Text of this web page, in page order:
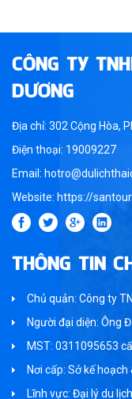
CÔNG TY
DƯƠNG
Địa chỉ: 302 Cộng Hòa,
Điện thoại: 19009227
Email:
Website: https://
THÔNG TIN
Chủ quản: Công ty
Người đại diện: Ông
MST: 0311095653
Nơi cấp: Sở kế hoạch
Lĩnh vực: Đại lý du lịch